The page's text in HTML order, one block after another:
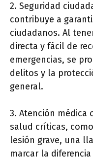
2. Seguridad
contribuye a
ciudadanos. Al
directa y fácil de
emergencias, se
delitos y la
general.
3. Atención médica
salud críticas,
lesión grave, una
marcar la